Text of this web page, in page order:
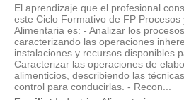
El aprendizaje que el profesional
este Ciclo Formativo de FP
Alimentaria es: - Analizar los
caracterizando las operaciones
instalaciones y recursos disponibles
Caracterizar las operaciones de
alimenticios, describiendo las
control para conducirlas. - Recon...